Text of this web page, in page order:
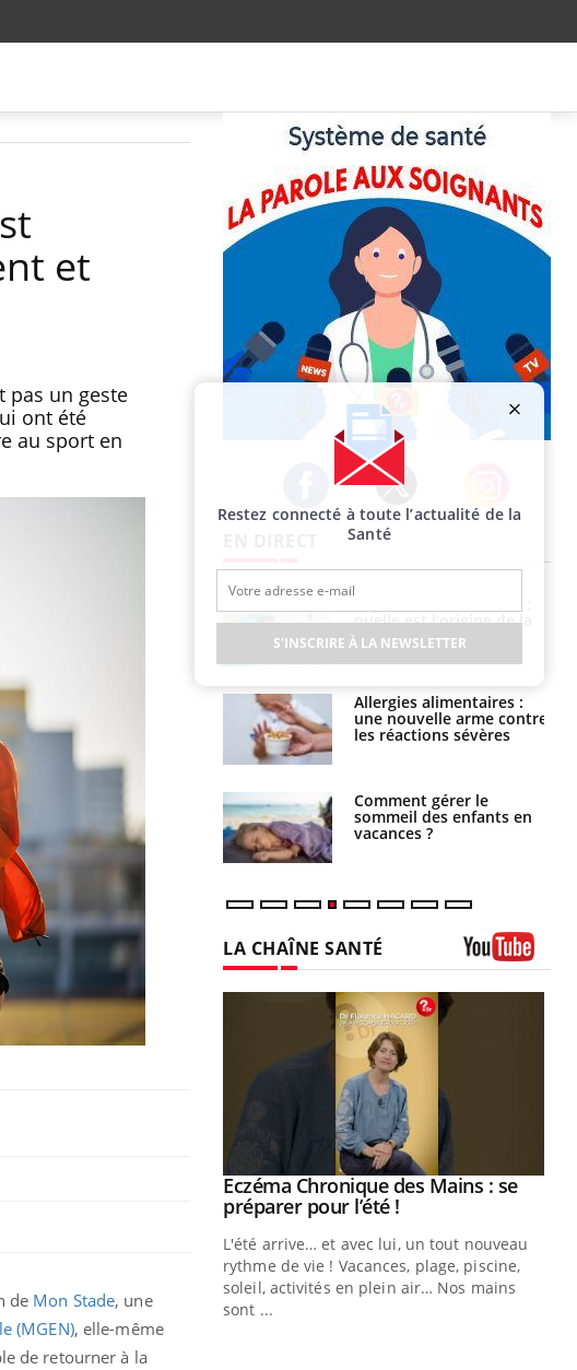
et
pas un geste
ont été
au sport en
de Mon Stade, une
(MGEN), elle-même
de retourner à la
Facebook Twitter Instagram
vacances, elle reste dans
le coma pendant 42 jours
barracuda, une petite fille
secourue grâce à un
réflexe essentiel
quelle est l’origine de la
contamination ?
Allergies alimentaires :
une nouvelle arme contre
les réactions sévères
Comment gérer le
sommeil des enfants en
vacances ?
LA CHAÎNE SANTÉ
Youtube
Eczéma Chronique des Mains : se
préparer pour l’été !Youtube
L'été arrive… et avec lui, un tout nouveau
rythme de vie ! Vacances, plage, piscine,
soleil, activités en plein air… Nos mains
sont ...
Restez connecté à toute l’actualité de la
Santé
S'INSCRIRE À LA NEWSLETTER